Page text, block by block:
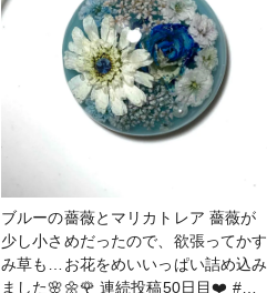
ブルーの薔薇とマリカトレア 薔薇が
少し小さめだったので、欲張ってかす
み草も…お花をめいいっぱい詰め込み
ました🌸🌼🌹 連続投稿50日目❤️ #レ